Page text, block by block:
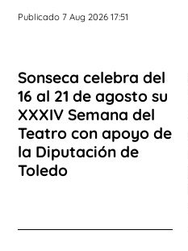
Publicado 7 Aug 2026 17:51
Sonseca celebra del
16 al 21 de agosto su
XXXIV Semana del
Teatro con apoyo de
la Diputación de
Toledo